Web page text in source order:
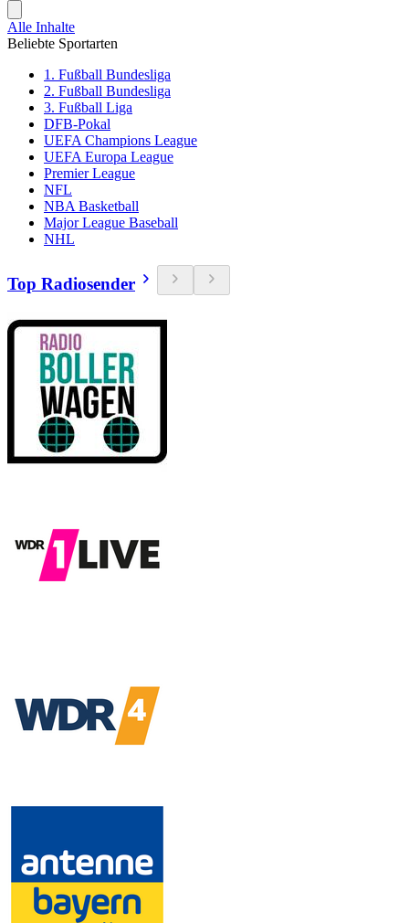
Alle Inhalte
Beliebte Sportarten
1. Fußball Bundesliga
2. Fußball Bundesliga
3. Fußball Liga
DFB-Pokal
UEFA Champions League
UEFA Europa League
Premier League
NFL
NBA Basketball
Major League Baseball
NHL
Top Radiosender